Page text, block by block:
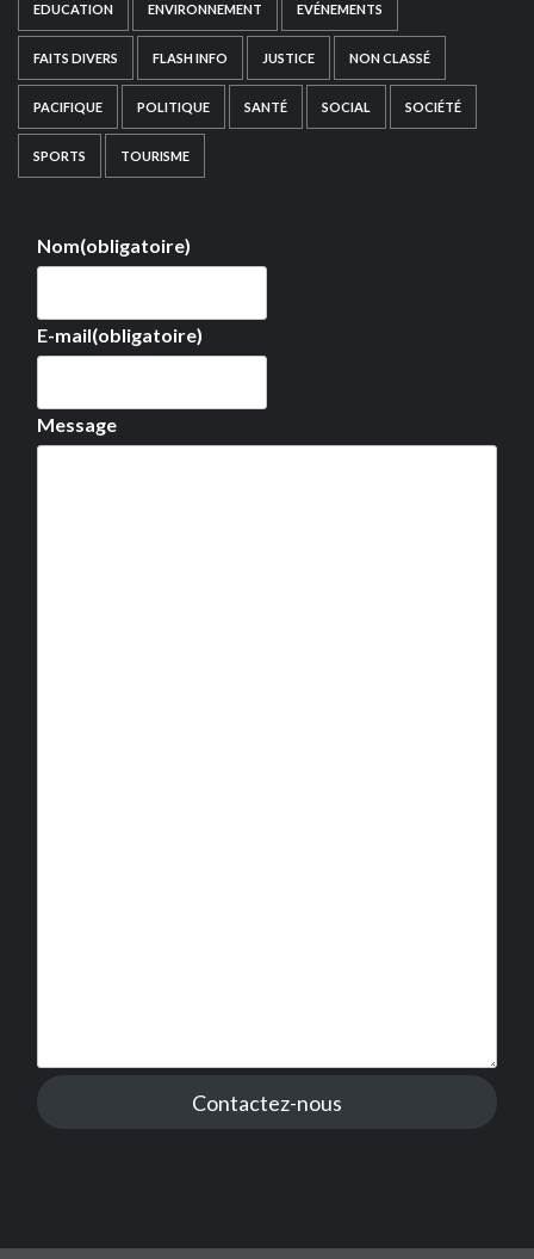
EDUCATION ENVIRONNEMENT EVÉNEMENTS
FAITS DIVERS FLASH INFO JUSTICE NON CLASSÉ
PACIFIQUE POLITIQUE SANTÉ SOCIAL SOCIÉTÉ
SPORTS TOURISME
Nom(obligatoire)
E-mail(obligatoire)
Message
Contactez-nous